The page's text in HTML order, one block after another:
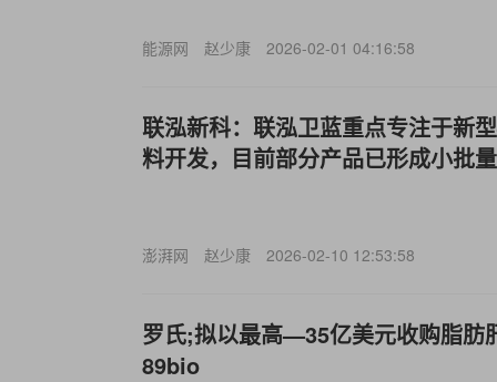
能源网 赵少康 2026-02-01 04:16:58
联泓新科：联泓卫蓝重点专注于新
料开发，目前部分产品已形成小批
澎湃网 赵少康 2026-02-10 12:53:58
罗氏;拟以最高—35亿美元收购脂肪
89bio